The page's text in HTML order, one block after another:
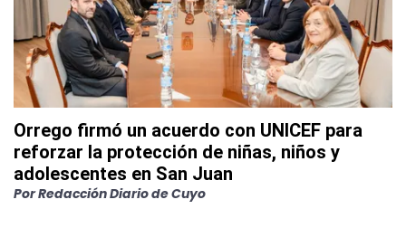
Orrego firmó un acuerdo con UNICEF para
reforzar la protección de niñas, niños y
adolescentes en San Juan
PorRedacción Diario de Cuyo